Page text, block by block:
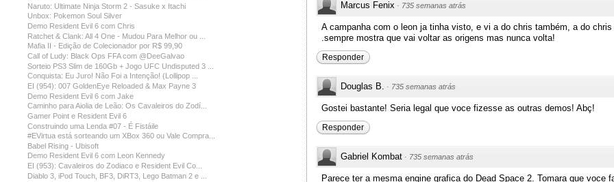
Marcus Fenix · 735 semanas atrás
A campanha com o leon ja tinha visto, e vi a do chris também, a do
.sempre mostra que vai voltar as origens mas nunca volta!
Responder
Douglas B. · 735 semanas atrás
Gostei bastante! Seria legal que voce fizesse as outras demos! Abç!
Responder
Gabriel Kombat · 735 semanas atrás
Parece ter a mesma engine grafica do Dead Space 2. Tomara que
Naruto: Ultimate Ninja Storm 2 - Sasuke x Itachi
Unbox: Pokemon Soul Silver
Demo Resident Evil 6 com Chris
Ratchet & Clank: All 4 One - Mudou Para Melhor ou ...
Mafia II - Edição de Colecionador por R$ 99,90
Call of Ludy: Black Ops FFA com @DeeGalvao
Sorteio PS3 Slim de 160Gb + Jogo UFC Undisputed 3 ...
Conquista: Eu Juro! Não Foi a Intenção! (Lollipop ...
EI (954): 007 GoldenEye Reloaded & Max Payne 3
Demo Resident Evil 6 com Jake
Caminho para Aiolia de Leão: Os Cavaleiros do Zodí...
Gamer Point e Resident Evil 6
Construindo uma Lenda #07 - É Fistáile
#EVirtua está sorteando um XBox 360 ou Vale Compra...
Babel Rising - Ubisoft
Demo Resident Evil 6 com Leon Kennedy
EI (953): Cavaleiros do Zodiaco e Resident Evil Co...
Diablo 3, iPod Touch, BF3, DiRT3, Lego Batman 2 e ...